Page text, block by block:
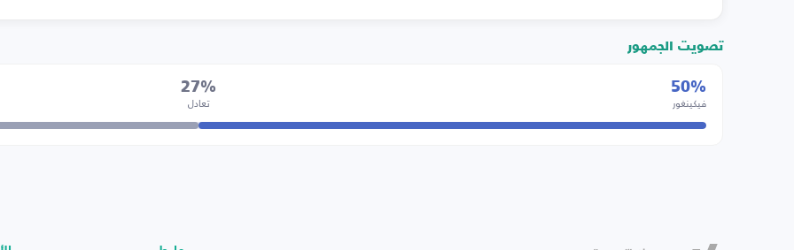
تصويت الجمهور
50%
فيكينغور
27%
تعادل